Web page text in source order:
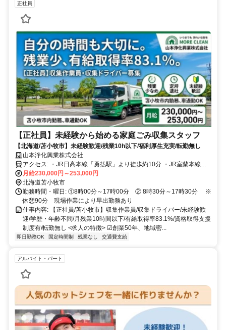
正社員
【正社員】未経験から始める家庭ごみ収集スタッフ
【北海道/苫小牧市】未経験歓迎/残業10h以下/福利厚生充実/転勤無し
山本浄化興業株式会社
アクセス: ・JR日高本線「勇払駅」より徒歩約10分 ・JR室蘭本線・
千歳線・日高本線「苫小牧駅」より車で15分 ・道南バス「勇払出張
所」バス停より徒歩約3分 ・日高自動車道「沼ノ端西IC」より車で約
8分 ・道央自動車道「苫小牧東IC」より車で約15分
月給230,000円～253,000円
北海道苫小牧市
勤務時間・曜日: ①8時00分～17時00分 ② 8時30分～17時30分 ※
休憩90分 現場作業により早出勤務あり
仕事内容: 【正社員/苫小牧市】収集作業員/収集ドライバー/未経験歓
迎/学歴・年齢不問/月残業10時間以下/有給取得率83.1%/資格取得支援
制度有/転勤無し <求人の特徴> ☑創業50年、地域密...
即日勤務OK 固定時間制 残業なし 交通費支給
アルバイト・パート